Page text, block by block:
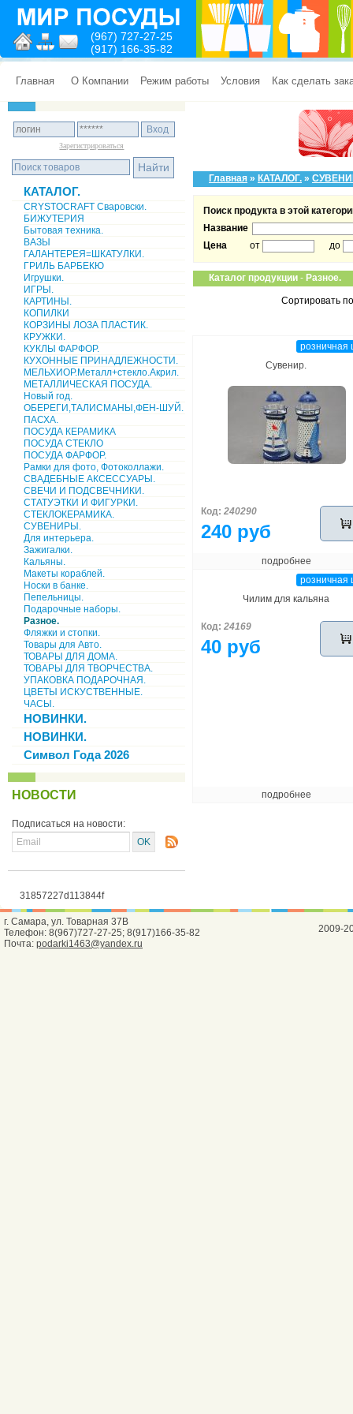
(967) 727-27-25
(917) 166-35-82
Главная О Компании Режим работы Условия Как сделать
Зарегистрироваться
КАТАЛОГ.
CRYSTOCRAFT Сваровски.
БИЖУТЕРИЯ
Бытовая техника.
ВАЗЫ
ГАЛАНТЕРЕЯ=ШКАТУЛКИ.
ГРИЛЬ БАРБЕКЮ
Игрушки.
ИГРЫ.
КАРТИНЫ.
КОПИЛКИ
КОРЗИНЫ ЛОЗА ПЛАСТИК.
КРУЖКИ.
КУКЛЫ ФАРФОР.
КУХОННЫЕ ПРИНАДЛЕЖНОСТИ.
МЕЛЬХИОР.Металл+стекло.Акрил.
МЕТАЛЛИЧЕСКАЯ ПОСУДА.
Новый год.
ОБЕРЕГИ,ТАЛИСМАНЫ,ФЕН-ШУЙ.
ПАСХА.
ПОСУДА КЕРАМИКА
ПОСУДА СТЕКЛО
ПОСУДА ФАРФОР.
Рамки для фото, Фотоколлажи.
СВАДЕБНЫЕ АКСЕССУАРЫ.
СВЕЧИ И ПОДСВЕЧНИКИ.
СТАТУЭТКИ И ФИГУРКИ.
СТЕКЛОКЕРАМИКА.
СУВЕНИРЫ.
Для интерьера.
Зажигалки.
Кальяны.
Макеты кораблей.
Носки в банке.
Пепельницы.
Подарочные наборы.
Разное.
Фляжки и стопки.
Товары для Авто.
ТОВАРЫ ДЛЯ ДОМА.
ТОВАРЫ ДЛЯ ТВОРЧЕСТВА.
УПАКОВКА ПОДАРОЧНАЯ.
ЦВЕТЫ ИСКУСТВЕННЫЕ.
ЧАСЫ.
НОВИНКИ.
НОВИНКИ.
Символ Года 2026
НОВОСТИ
Подписаться на новости:
31857227d113844f
Главная » КАТАЛОГ. »
Поиск продукта в этой
Название
Цена
от до
Каталог продукции - Разное.
Сортировать
розничная
Сувенир.
Код: 240290
240 руб
подробнее
розничная
Чилим для кальяна
Код: 24169
40 руб
подробнее
г. Самара, ул. Товарная 37В
Телефон: 8(967)727-27-25; 8(917)166-35-82
Почта: podarki1463@yandex.ru
2009-